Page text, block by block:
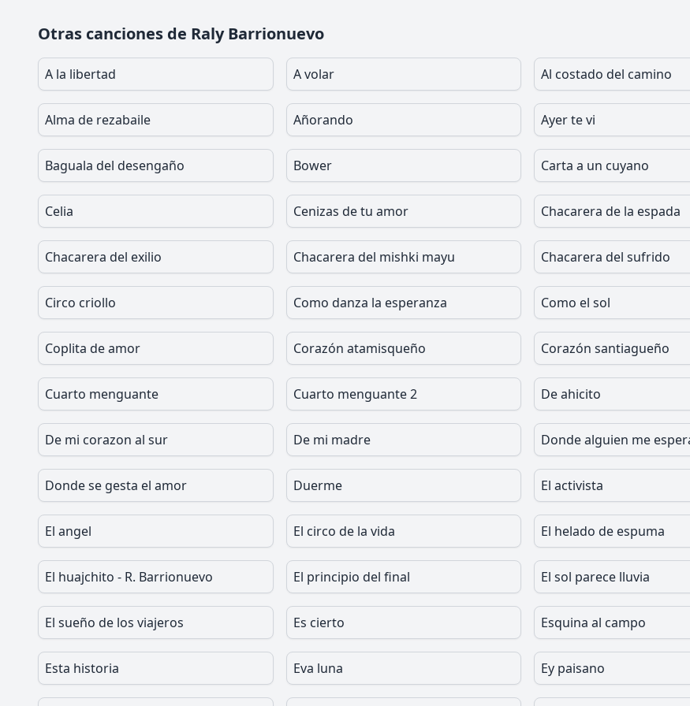
Otras canciones de Raly Barrionuevo
A la libertad A volar Al costado del camino
Alma de rezabaile Añorando Ayer te vi
Baguala del desengaño Bower Carta a un cuyano
Celia Cenizas de tu amor Chacarera de la espada
Chacarera del exilio Chacarera del mishki mayu Chacarera del sufrido
Circo criollo Como danza la esperanza Como el sol
Coplita de amor Corazón atamisqueño Corazón santiagueño
Cuarto menguante Cuarto menguante 2 De ahicito
De mi corazon al sur De mi madre Donde alguien me
Donde se gesta el amor Duerme El activista
El angel El circo de la vida El helado de espuma
El huajchito - R. Barrionuevo El principio del final El sol parece lluvia
El sueño de los viajeros Es cierto Esquina al campo
Esta historia Eva luna Ey paisano